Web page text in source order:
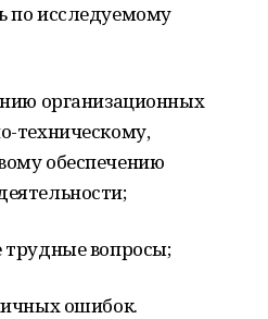
по исследуемому
организационных
техническому,
обеспечению
трудные вопросы;
ошибок.